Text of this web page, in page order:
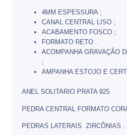
4MM ESPESSURA ;
CANAL CENTRAL LISO ;
ACABAMENTO FOSCO ;
FORMATO RETO .
ACOMPANHA GRAVAÇÃO
;
AMPANHA ESTOJO E
.
ANEL SOLITARIO PRATA 925
PEDRA CENTRAL FORMATO
PEDRAS LATERAIS ZIRCÔNIAS .